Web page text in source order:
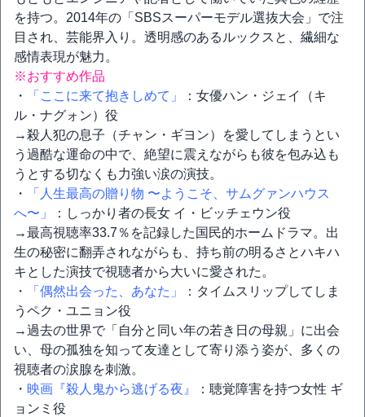
を持つ。2014年の「SBSスーパーモデル選抜大会」で注
目され、芸能界入り。透明感のあるルックスと、繊細な
感情表現が魅力。
※おすすめ作品
・
「ここに来て抱きしめて」
：女優ハン・ジェイ（キ
ル・ナグォン）役
→殺人犯の息子（チャン・ギヨン）を愛してしまうとい
う過酷な運命の中で、絶望に震えながらも彼を包み込も
うとする切なくも力強い涙の演技。
・
「人生最高の贈り物 〜ようこそ、サムグァンハウス
へ〜」
：しっかり者の長女 イ・ビッチェウン役
→最高視聴率33.7％を記録した国民的ホームドラマ。出
生の秘密に翻弄されながらも、持ち前の明るさとハキハ
キとした演技で視聴者から大いに愛された。
・
「偶然出会った、あなた」
：タイムスリップしてしま
うペク・ユニョン役
→過去の世界で「自分と同い年の若き日の母親」に出会
い、母の孤独を知って友達として寄り添う姿が、多くの
視聴者の涙腺を刺激。
・ 映画『殺人鬼から逃げる夜』
：聴覚障害を持つ女性 ギ
ョンミ役